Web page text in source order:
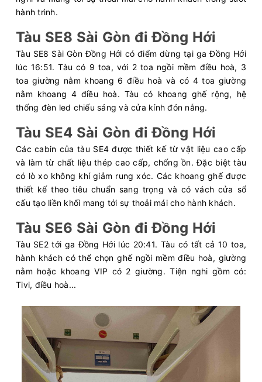
hành trình.
Tàu SE8 Sài Gòn đi Đồng Hới
Tàu SE8 Sài Gòn Đồng Hới có điểm dừng tại ga Đồng Hới
lúc 16:51. Tàu có 9 toa, với 2 toa ngồi mềm điều hoà, 3
toa giường nằm khoang 6 điều hoà và có 4 toa giường
nằm khoang 4 điều hoà. Tàu có khoang ghế rộng, hệ
thống đèn led chiếu sáng và cửa kính đón nắng.
Tàu SE4 Sài Gòn đi Đồng Hới
Các cabin của tàu SE4 được thiết kế từ vật liệu cao cấp
và làm từ chất liệu thép cao cấp, chống ồn. Đặc biệt tàu
có lò xo không khí giảm rung xóc. Các khoang ghế được
thiết kế theo tiêu chuẩn sang trọng và có vách cửa sổ
cấu tạo liền khối mang tới sự thoải mái cho hành khách.
Tàu SE6 Sài Gòn đi Đồng Hới
Tàu SE2 tới ga Đồng Hới lúc 20:41. Tàu có tất cả 10 toa,
hành khách có thể chọn ghế ngồi mềm điều hoà, giường
nằm hoặc khoang VIP có 2 giường. Tiện nghi gồm có:
Tivi, điều hoà...